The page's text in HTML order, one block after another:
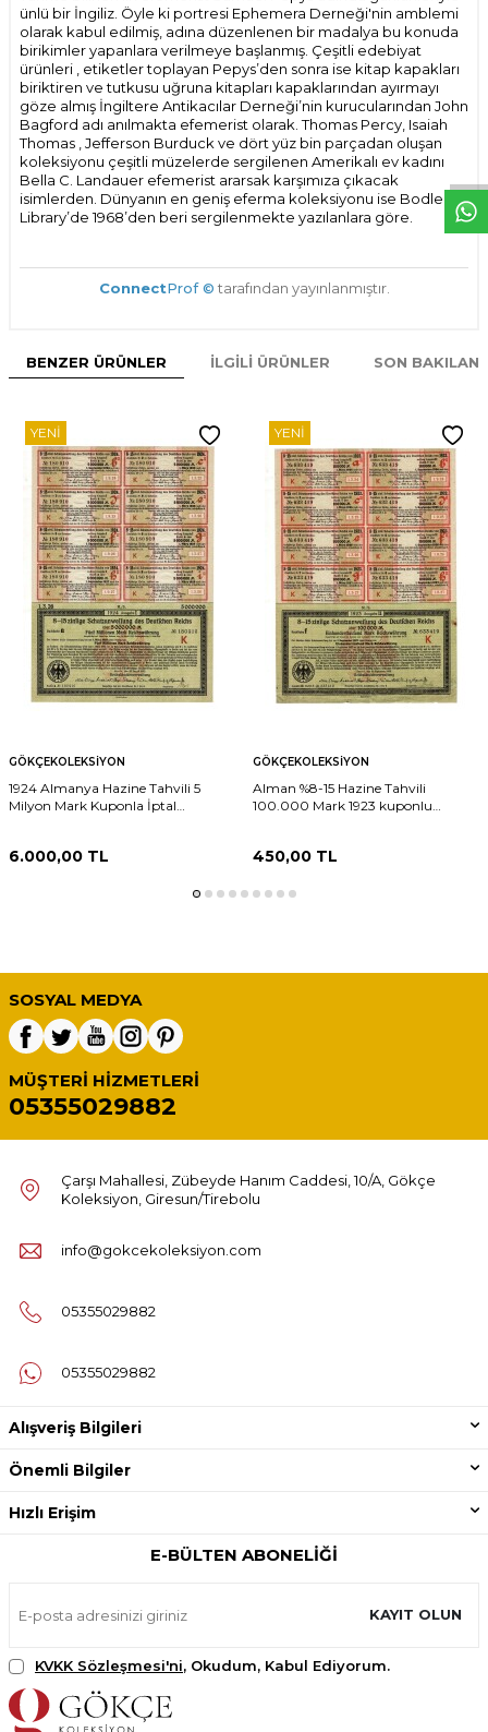
ünlü bir İngiliz. Öyle ki portresi Ephemera Derneği'nin amblemi
olarak kabul edilmiş, adına düzenlenen bir madalya bu konuda
birikimler yapanlara verilmeye başlanmış. Çeşitli edebiyat
ürünleri , etiketler toplayan Pepys’den sonra ise kitap kapakları
biriktiren ve tutkusu uğruna kitapları kapaklarından ayırmayı
göze almış İngiltere Antikacılar Derneği’nin kurucularından John
Bagford adı anılmakta efemerist olarak. Thomas Percy, Isaiah
Thomas , Jefferson Burduck ve dört yüz bin parçadan oluşan
koleksiyonu çeşitli müzelerde sergilenen Amerikalı ev kadını
Bella C. Landauer efemerist ararsak karşımıza çıkacak
isimlerden. Dünyanın en geniş eferma koleksiyonu ise Bodleian
Library’de 1968’den beri sergilenmekte yazılanlara göre.
ConnectProf © tarafından yayınlanmıştır.
BENZER ÜRÜNLER İLGILI ÜRÜNLER SON
YENI
GÖKÇEKOLEKSIYON
1924 Almanya Hazine Tahvili 5
Milyon Mark Kuponla İptal
6.000,00 TL
YENI
GÖKÇEKOLEKSIYON
Alman %8-15 Hazine Tahvili
100.000 Mark 1923 kuponlu
450,00TL
SOSYAL MEDYA
MÜŞTERI HIZMETLERI
05355029882
Çarşı Mahallesi, Zübeyde Hanım Caddesi, 10/A, Gökçe
Koleksiyon, Giresun/Tirebolu
info@gokcekoleksiyon.com
05355029882
05355029882
Alışveriş Bilgileri
Önemli Bilgiler
Hızlı Erişim
E-BÜLTEN ABONELIĞI
KAYIT OLUN
KVKK Sözleşmesi'ni, Okudum, Kabul Ediyorum.